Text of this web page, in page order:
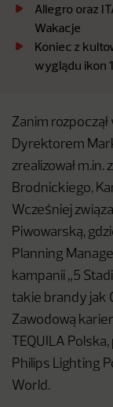
Allegro oraz
Wakacje
Koniec z
wyglądu ikon
Zanim rozpoczął
Dyrektorem
zrealizował m.in.
Brodnickiego,
Wcześniej
Piwowarską,
Planning
kampanii „5
takie brandy jak
Zawodową
TEQUILA
Philips Lighting
World.